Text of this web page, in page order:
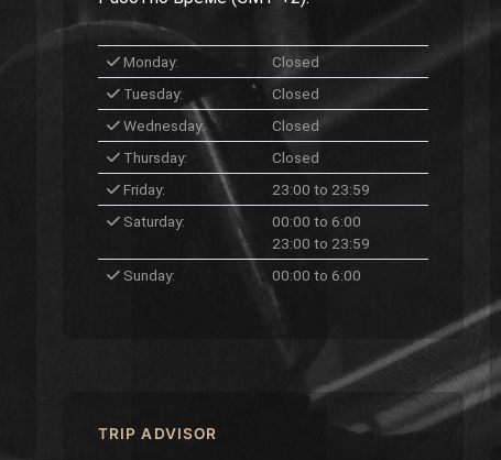
Monday:
Closed
Tuesday:
Closed
Wednesday:
Closed
Thursday:
Closed
Friday:
23:00 to 23:59
Saturday:
00:00 to 6:00
23:00 to 23:59
Sunday:
00:00 to 6:00
TRIP ADVISOR